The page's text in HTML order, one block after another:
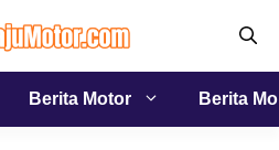
Berita Motor Berita